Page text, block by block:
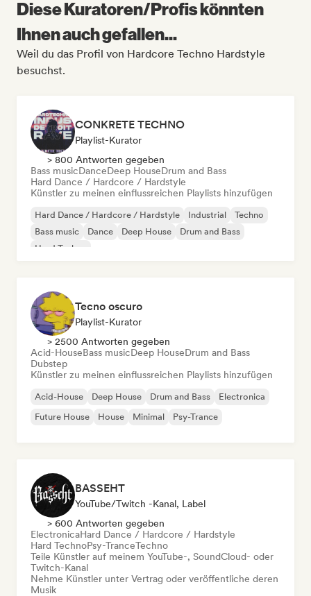
Diese Kuratoren/Profis könnten
Ihnen auch gefallen...
Weil du das Profil von Hardcore Techno Hardstyle
besuchst.
CONKRETE TECHNO
Playlist-Kurator
> 800 Antworten gegeben
Bass musicDanceDeep HouseDrum and Bass
Hard Dance / Hardcore / Hardstyle
Künstler zu meinen einflussreichen Playlists hinzufügen
Hard Dance / Hardcore / Hardstyle Industrial
Techno
Bass music
Dance Deep House
Drum and Bass
Hard Techno
Tecno oscuro
Playlist-Kurator
> 2500 Antworten gegeben
Acid-HouseBass musicDeep HouseDrum and Bass
Dubstep
Künstler zu meinen einflussreichen Playlists hinzufügen
Acid-House Deep House Drum and Bass
Electronica
Future House
House Minimal Psy-Trance
BASSEHT
YouTube/Twitch -Kanal, Label
> 600 Antworten gegeben
ElectronicaHard Dance / Hardcore / Hardstyle
Hard TechnoPsy-TranceTechno
Teile Künstler auf meinem YouTube-, SoundCloud- oder
Twitch-Kanal
Nehme Künstler unter Vertrag oder veröffentliche deren
Musik